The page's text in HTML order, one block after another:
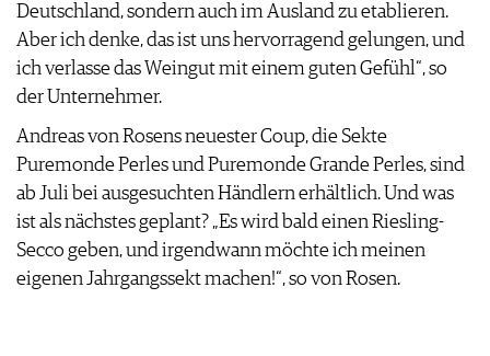
Deutschland, sondern auch im Ausland zu etablieren.
Aber ich denke, das ist uns hervorragend gelungen, und
ich verlasse das Weingut mit einem guten Gefühl“, so
der Unternehmer.
Andreas von Rosens neuester Coup, die Sekte
Puremonde Perles und Puremonde Grande Perles, sind
ab Juli bei ausgesuchten Händlern erhältlich. Und was
ist als nächstes geplant? „Es wird bald einen Riesling-
Secco geben, und irgendwann möchte ich meinen
eigenen Jahrgangssekt machen!“, so von Rosen.